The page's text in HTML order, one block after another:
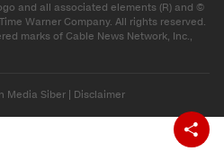
and all associated elements (R) and ©
Warner Company. All rights reserved.
marks of Cable News Network, Inc.,
Media Siber Disclaimer